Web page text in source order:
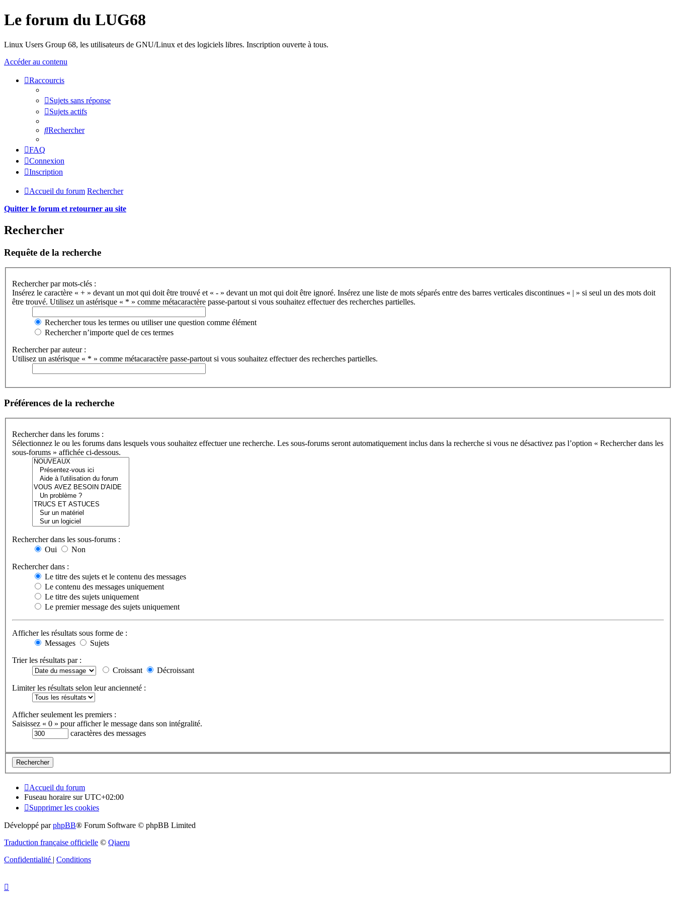
Le forum du LUG68
Linux Users Group 68, les utilisateurs de GNU/Linux et des logiciels libres. Inscription ouverte à tous.
Accéder au contenu
Raccourcis
Sujets sans réponse
Sujets actifs
Rechercher
FAQ
Connexion
Inscription
Accueil du forum Rechercher
Quitter le forum et retourner au site
Rechercher
Requête de la recherche
Rechercher par mots-clés :
Insérez le caractère « + » devant un mot qui doit être trouvé et « - » devant un mot qui doit être ignoré. Insérez une liste de mots séparés entre des barres verticales discontinues « | » si seul un des mots doit
être trouvé. Utilisez un astérisque « * » comme métacaractère passe-partout si vous souhaitez effectuer des recherches partielles.
Rechercher tous les termes ou utiliser une question comme élément
Rechercher n’importe quel de ces termes
Rechercher par auteur :
Utilisez un astérisque « * » comme métacaractère passe-partout si vous souhaitez effectuer des recherches partielles.
Préférences de la recherche
Rechercher dans les forums :
Sélectionnez le ou les forums dans lesquels vous souhaitez effectuer une recherche. Les sous-forums seront automatiquement inclus dans la recherche si vous ne désactivez pas l’option « Rechercher dans les
sous-forums » affichée ci-dessous.
Rechercher dans les sous-forums :
Oui
Non
Rechercher dans :
Le titre des sujets et le contenu des messages
Le contenu des messages uniquement
Le titre des sujets uniquement
Le premier message des sujets uniquement
Afficher les résultats sous forme de :
Messages
Sujets
Trier les résultats par :
Croissant
Décroissant
Limiter les résultats selon leur ancienneté :
Afficher seulement les premiers :
Saisissez « 0 » pour afficher le message dans son intégralité.
caractères des messages
Accueil du forum
Fuseau horaire surUTC+02:00
Supprimer les cookies
Développé parphpBB® Forum Software © phpBB Limited
Traduction française officielle © Qiaeru
Confidentialité | Conditions